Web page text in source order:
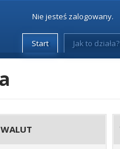
Nie jesteś zalogowany.
Start Jak to działa?